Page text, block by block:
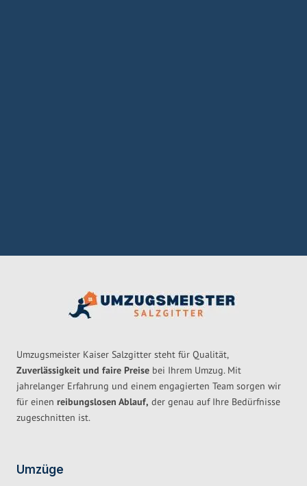
Umzugsmeister Kaiser Salzgitter steht für Qualität,
Zuverlässigkeit und faire Preise bei Ihrem Umzug. Mit
jahrelanger Erfahrung und einem engagierten Team sorgen wir
für einen reibungslosen Ablauf, der genau auf Ihre Bedürfnisse
zugeschnitten ist.
Umzüge